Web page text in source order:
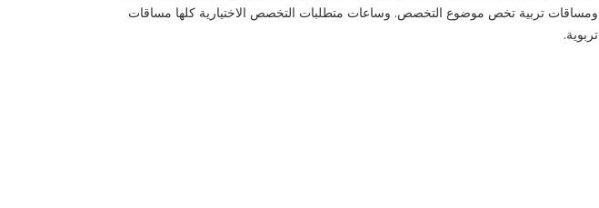
ومساقات تربية تخص موضوع التخصص. ‏وساعات متطلبات التخصص الاختيارية كلها مساقات
تربوية.